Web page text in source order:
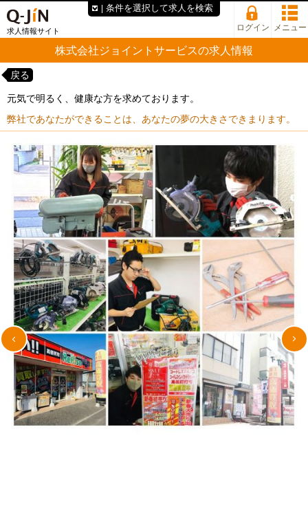
求人情報サイト ログイン メニュー
株式会社ジョイントサービスの求人情報
戻る
元気で明るく、健康な方を求めております。
弊社であなたができることは、あなたの夢の大きさできまります。
条件を選択して求人を検索